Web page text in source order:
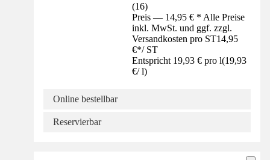
(16)
Preis — 14,95 € * Alle Preise
inkl. MwSt. und ggf. zzgl.
Versandkosten pro ST14,95
€*/ ST
Entspricht 19,93 € pro l(19,93
€/ l)
Online bestellbar
Reservierbar